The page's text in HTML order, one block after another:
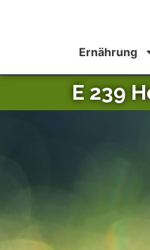
Ernährung
E 239